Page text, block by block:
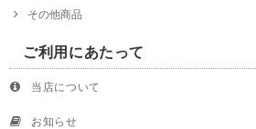
その他商品
ご利用にあたって
当店について
お知らせ